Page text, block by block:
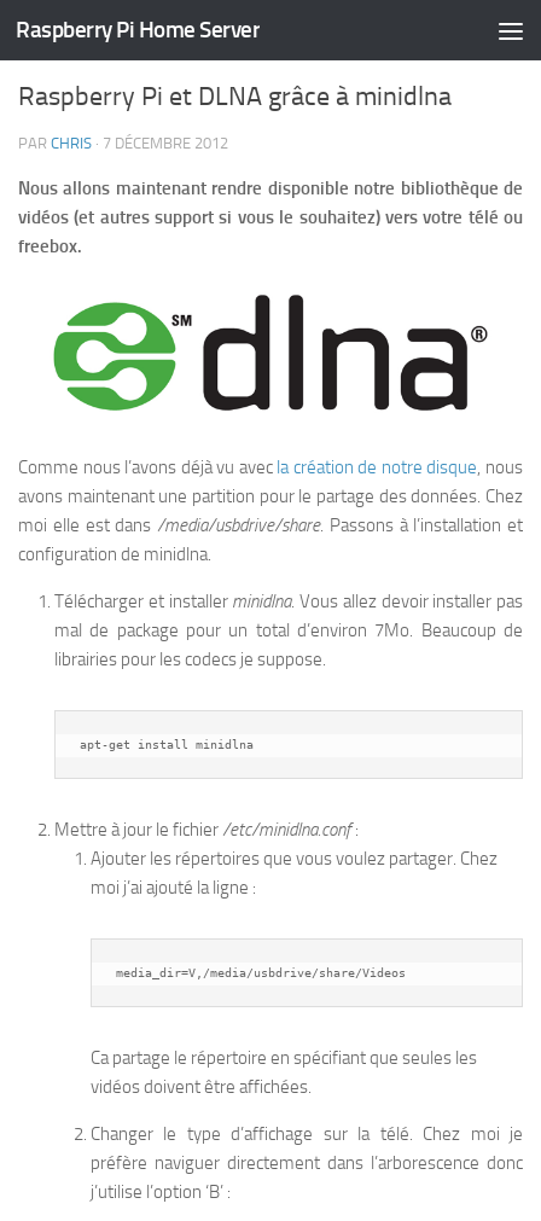
Raspberry Pi Home Server
TUTORIELS/ HOME SERVER 23 COMMENTS
Raspberry Pi et DLNA grâce à minidlna
PAR CHRIS · 7 DÉCEMBRE 2012
Nous allons maintenant rendre disponible notre bibliothèque de
vidéos (et autres support si vous le souhaitez) vers votre télé ou
freebox.
Comme nous l’avons déjà vu avec la création de notre disque, nous
avons maintenant une partition pour le partage des données. Chez
moi elle est dans /media/usbdrive/share. Passons à l’installation et
configuration de minidlna.
Télécharger et installer minidlna. Vous allez devoir installer pas
mal de package pour un total d’environ 7Mo. Beaucoup de
librairies pour les codecs je suppose.
apt-get install minidlna
Mettre à jour le fichier /etc/minidlna.conf:
Ajouter les répertoires que vous voulez partager. Chez
moi j’ai ajouté la ligne :
media_dir=V,/media/usbdrive/share/Videos
Ca partage le répertoire en spécifiant que seules les
vidéos doivent être affichées.
Changer le type d’affichage sur la télé. Chez moi je
préfère naviguer directement dans l’arborescence donc
j’utilise l’option ‘B’ :